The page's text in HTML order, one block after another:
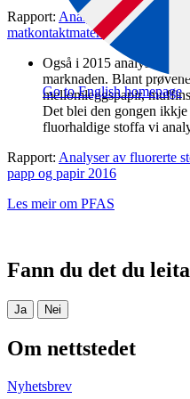
Go to English homepage
Rapport: Analyser av per- og
matkontaktmaterialer 2017
Også i 2015 analyserte
marknaden. Blant
mellomleggspapir,
Det blei den gongen
fluorhaldige stoffa vi
Rapport: Analyser av fluorerte
papp og papir 2016
Les meir om PFAS
Fann du det du
Ja Nei
Om nettstedet
Nyhetsbrev